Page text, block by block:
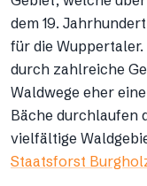
dem 19.
für die
durch zahlreiche
Waldwege eher
Bäche durchlaufen
vielfältige
Staatsforst